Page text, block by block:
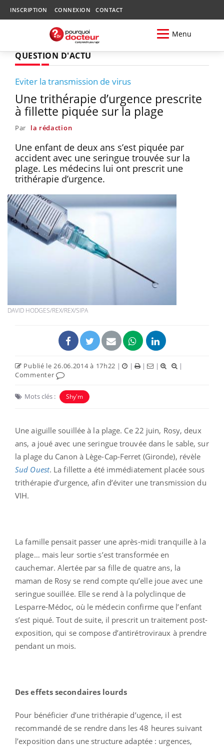
INSCRIPTION CONNEXION CONTACT
Menu
QUESTION D'ACTU
Eviter la transmission de virus
Une trithérapie d’urgence prescrite
à fillette piquée sur la plage
Par la rédaction
Une enfant de deux ans s’est piquée par
accident avec une seringue trouvée sur la
plage. Les médecins lui ont prescrit une
trithérapie d’urgence.
DAVID HODGES/REX/REX/SIPA
Publié le 26.06.2014 à 17h22 | | | |
|
Commenter
Mots clés : Shy'm
Une aiguille souillée à la plage. Ce 22 juin, Rosy, deux
ans, a joué avec une seringue trouvée dans le sable, sur
la plage du Canon à Lège-Cap-Ferret (Gironde), révèle
Sud Ouest. La fillette a été immédiatement placée sous
trithérapie d’urgence, afin d’éviter une transmission du
VIH.
La famille pensait passer une après-midi tranquille à la
plage… mais leur sortie s’est transformée en
cauchemar. Alertée par sa fille de quatre ans, la
maman de Rosy se rend compte qu’elle joue avec une
seringue souillée. Elle se rend à la polyclinque de
Lesparre-Médoc, où le médecin confirme que l’enfant
s’est piqué. Tout de suite, il prescrit un traitement post-
exposition, qui se compose d’antirétroviraux à prendre
pendant un mois.
Des effets secondaires lourds
Pour bénéficier d’une trithérapie d’ugence, il est
recommandé de se rendre dans les 48 heures suivant
l’exposition dans une structure adaptée : urgences,